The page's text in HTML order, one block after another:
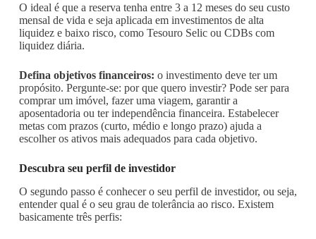
O ideal é que a reserva tenha entre 3 a 12 meses do seu custo
mensal de vida e seja aplicada em investimentos de alta
liquidez e baixo risco, como Tesouro Selic ou CDBs com
liquidez diária.
Defina objetivos financeiros: o investimento deve ter um
propósito. Pergunte-se: por que quero investir? Pode ser para
comprar um imóvel, fazer uma viagem, garantir a
aposentadoria ou ter independência financeira. Estabelecer
metas com prazos (curto, médio e longo prazo) ajuda a
escolher os ativos mais adequados para cada objetivo.
Descubra seu perfil de investidor
O segundo passo é conhecer o seu perfil de investidor, ou seja,
entender qual é o seu grau de tolerância ao risco. Existem
basicamente três perfis: